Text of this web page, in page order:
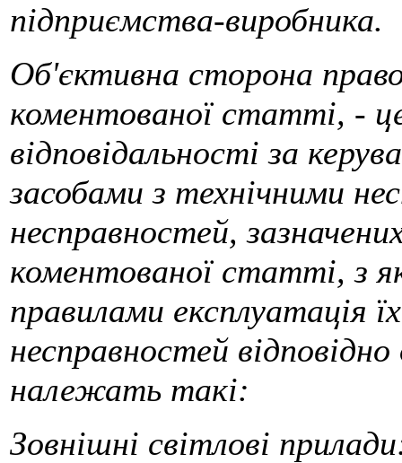
підприємства-виробника.
Об'єктивна сторона
коментованої статті, -
відповідальності за
засобами з технічними
несправностей,
коментованої статті, з
правилами експлуатація
несправностей
належать такі:
Зовнішні світлові